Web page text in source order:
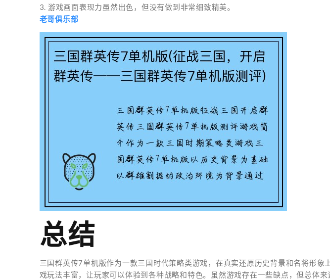
3. 游戏画面表现力虽然出色，但没有做到非常细致精美。
老哥俱乐部
总结
三国群英传7单机版作为一款三国时代策略类游戏，在真实还原历史背景和名将形象
戏玩法丰富，让玩家可以体验到各种战略和特色。虽然游戏存在一些缺点，但总体